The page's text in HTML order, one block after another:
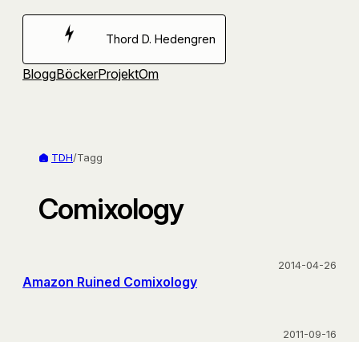
Hoppa
Thord D. Hedengren
BloggBöckerProjektOm
TDH/Tagg
Comixology
Amazon Ruined Comixology
2014-04-26
2011-09-16